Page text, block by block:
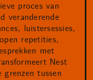
proces van
veranderende
luistersessies,
repetities,
met
Nest
grenzen tussen